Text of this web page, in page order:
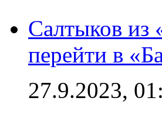
Салтыков из
перейти в
27.9.2023,